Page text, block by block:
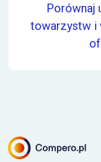
Porównaj
towarzystw i